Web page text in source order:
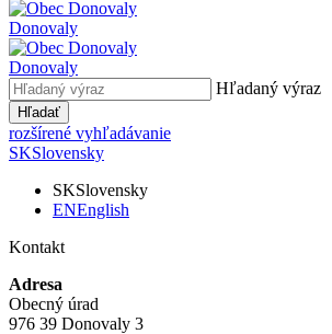
Donovaly
Donovaly
Hľadaný výraz
Hľadať
rozšírené vyhľadávanie
SKSlovensky
SKSlovensky
ENEnglish
Kontakt
Adresa
Obecný úrad
976 39 Donovaly 3